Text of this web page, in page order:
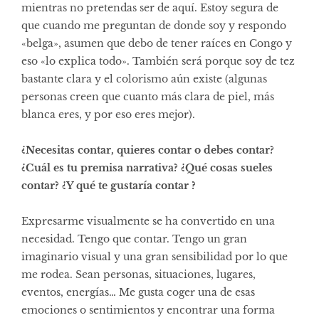
mientras no pretendas ser de aquí. Estoy segura de
que cuando me preguntan de donde soy y respondo
«belga», asumen que debo de tener raíces en Congo y
eso «lo explica todo». También será porque soy de tez
bastante clara y el colorismo aún existe (algunas
personas creen que cuanto más clara de piel, más
blanca eres, y por eso eres mejor).
¿Necesitas contar, quieres contar o debes contar?
¿Cuál es tu premisa narrativa? ¿Qué cosas sueles
contar? ¿Y qué te gustaría contar ?
Expresarme visualmente se ha convertido en una
necesidad. Tengo que contar. Tengo un gran
imaginario visual y una gran sensibilidad por lo que
me rodea. Sean personas, situaciones, lugares,
eventos, energías… Me gusta coger una de esas
emociones o sentimientos y encontrar una forma